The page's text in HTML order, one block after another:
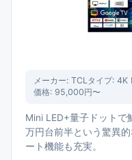
メーカー: TCLタイプ: 4K
価格: 95,000円〜
Mini LED+量子ドットで
万円台前半という驚異
ート機能も充実。